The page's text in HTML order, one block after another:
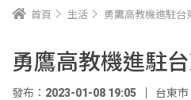
首頁 生活 勇鷹高教機進駐台
勇鷹高教機進駐
發布：2023-01-08 19:05 台東市